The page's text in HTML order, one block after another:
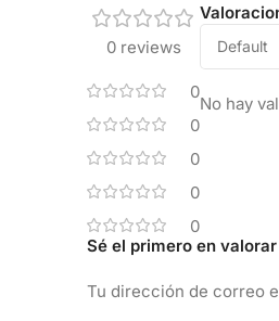
0 reviews
0
0
0
0
0
No hay
Sé el primero en
Tu dirección de correo